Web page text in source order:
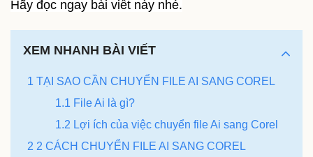
Hãy đọc ngay bài viết này nhé.
XEM NHANH BÀI VIẾT
1 TẠI SAO CẦN CHUYỂN FILE AI SANG COREL
1.1 File Ai là gì?
1.2 Lợi ích của việc chuyển file Ai sang Corel
2 2 CÁCH CHUYỂN FILE AI SANG COREL